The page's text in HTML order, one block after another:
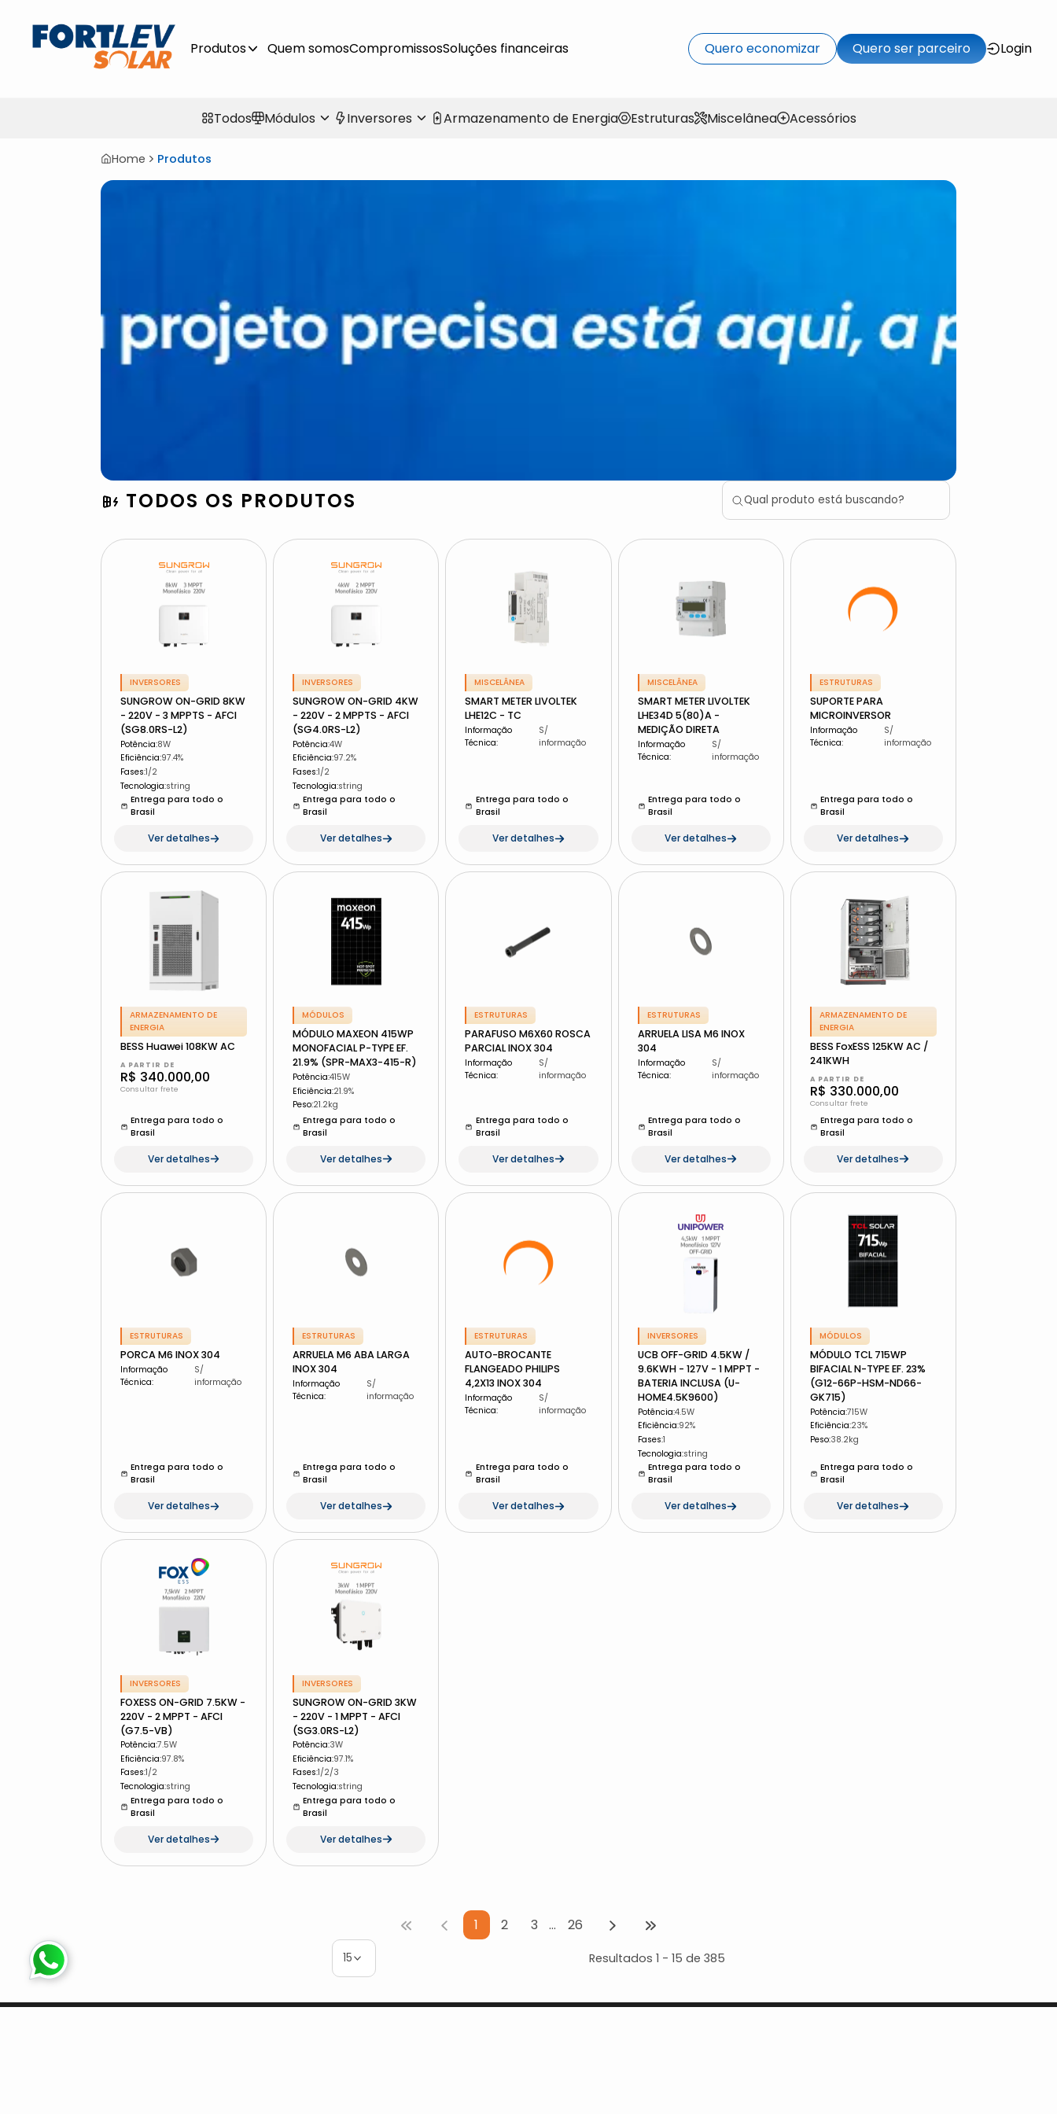
Produtos Quem somosCompromissosSoluções financeiras Quero economizar Quero ser parceiro Login
Todos Módulos Inversores Armazenamento de Energia Estruturas Miscelânea Acessórios
Home Produtos
TODOS OS PRODUTOS
INVERSORES
SUNGROW ON-GRID 8KW
- 220V - 3 MPPTS - AFCI
(SG8.0RS-L2)
Potência:8W
Eficiência:97.4%
Fases:1/2
Tecnologia:string
Entrega para todo o
Brasil
Ver detalhes
INVERSORES
SUNGROW ON-GRID 4KW
- 220V - 2 MPPTS - AFCI
(SG4.0RS-L2)
Potência:4W
Eficiência:97.2%
Fases:1/2
Tecnologia:string
Entrega para todo o
Brasil
Ver detalhes
MISCELÂNEA
SMART METER LIVOLTEK
LHE12C - TC
Informação
Técnica:
S/
informação
Entrega para todo o
Brasil
Ver detalhes
MISCELÂNEA
SMART METER LIVOLTEK
LHE34D 5(80)A -
MEDIÇÃO DIRETA
Informação
Técnica:
S/
informação
Entrega para todo o
Brasil
Ver detalhes
ESTRUTURAS
SUPORTE PARA
MICROINVERSOR
Informação
Técnica:
S/
informação
Entrega para todo o
Brasil
Ver detalhes
ARMAZENAMENTO DE
ENERGIA
BESS Huawei 108KW AC
A PARTIR DE
R$ 340.000,00
Consultar frete
Entrega para todo o
Brasil
Ver detalhes
MÓDULOS
MÓDULO MAXEON 415WP
MONOFACIAL P-TYPE EF.
21.9% (SPR-MAX3-415-R)
Potência:415W
Eficiência:21.9%
Peso:21.2kg
Entrega para todo o
Brasil
Ver detalhes
ESTRUTURAS
PARAFUSO M6X60 ROSCA
PARCIAL INOX 304
Informação
Técnica:
S/
informação
Entrega para todo o
Brasil
Ver detalhes
ESTRUTURAS
ARRUELA LISA M6 INOX
304
Informação
Técnica:
S/
informação
Entrega para todo o
Brasil
Ver detalhes
ARMAZENAMENTO DE
ENERGIA
BESS FoxESS 125KW AC /
241KWH
A PARTIR DE
R$ 330.000,00
Consultar frete
Entrega para todo o
Brasil
Ver detalhes
ESTRUTURAS
PORCA M6 INOX 304
Informação
Técnica:
S/
informação
Entrega para todo o
Brasil
Ver detalhes
ESTRUTURAS
ARRUELA M6 ABA LARGA
INOX 304
Informação
Técnica:
S/
informação
Entrega para todo o
Brasil
Ver detalhes
ESTRUTURAS
AUTO-BROCANTE
FLANGEADO PHILIPS
4,2X13 INOX 304
Informação
Técnica:
S/
informação
Entrega para todo o
Brasil
Ver detalhes
INVERSORES
UCB OFF-GRID 4.5KW /
9.6KWH - 127V - 1 MPPT -
BATERIA INCLUSA (U-
HOME4.5K9600)
Potência:4.5W
Eficiência:92%
Fases:1
Tecnologia:string
Entrega para todo o
Brasil
Ver detalhes
MÓDULOS
MÓDULO TCL 715WP
BIFACIAL N-TYPE EF. 23%
(G12-66P-HSM-ND66-
GK715)
Potência:715W
Eficiência:23%
Peso:38.2kg
Entrega para todo o
Brasil
Ver detalhes
INVERSORES
FOXESS ON-GRID 7.5KW -
220V - 2 MPPT - AFCI
(G7.5-VB)
Potência:7.5W
Eficiência:97.8%
Fases:1/2
Tecnologia:string
Entrega para todo o
Brasil
Ver detalhes
INVERSORES
SUNGROW ON-GRID 3KW
- 220V - 1 MPPT - AFCI
(SG3.0RS-L2)
Potência:3W
Eficiência:97.1%
Fases:1/2/3
Tecnologia:string
Entrega para todo o
Brasil
Ver detalhes
1 2 3 … 26
15 Resultados 1 - 15 de 385